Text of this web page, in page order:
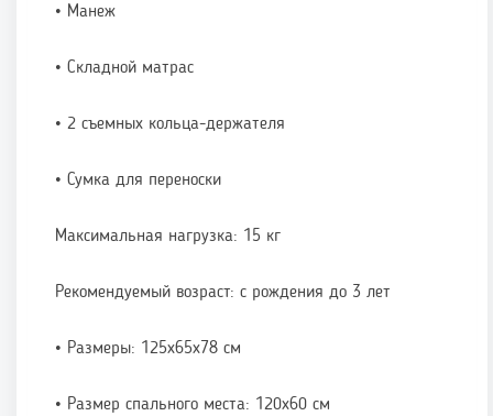
• Манеж
• Складной матрас
• 2 съемных кольца-держателя
• Сумка для переноски
Максимальная нагрузка: 15 кг
Рекомендуемый возраст: с рождения до 3 лет
• Размеры: 125х65х78 см
• Размер спального места: 120х60 см